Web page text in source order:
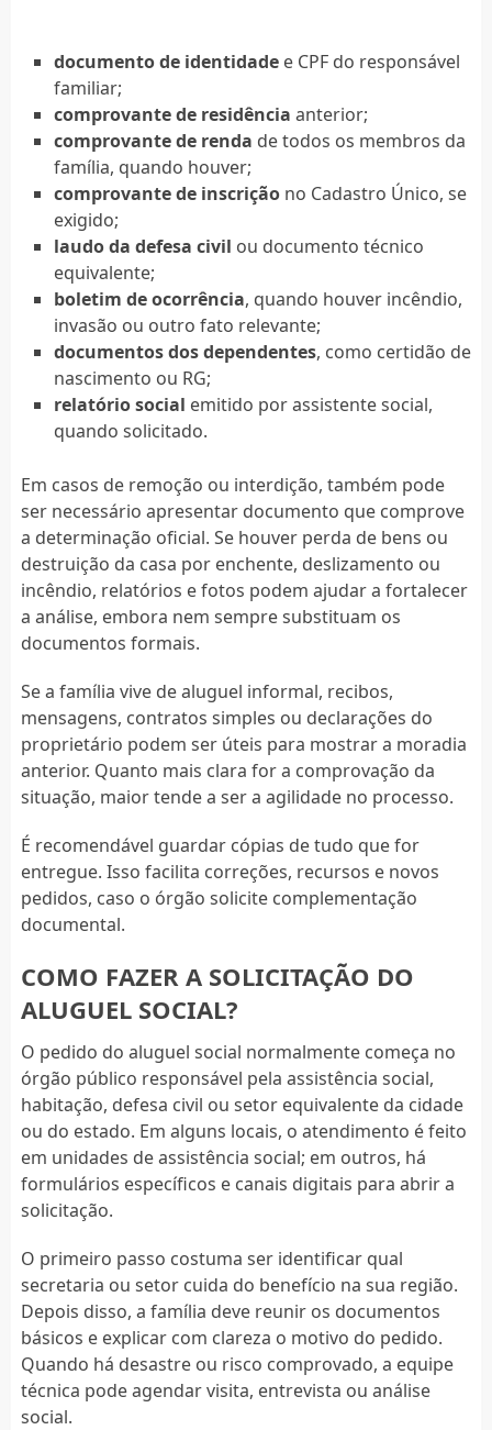
documento de identidadee CPF do responsável
familiar;
comprovante de residência anterior;
comprovante de renda de todos os membros da
família, quando houver;
comprovante de inscriçãono Cadastro Único, se
exigido;
laudo da defesa civil ou documento técnico
equivalente;
boletim de ocorrência, quando houver incêndio,
invasão ou outro fato relevante;
documentos dos dependentes, como certidão de
nascimento ou RG;
relatório social emitido por assistente social,
quando solicitado.
Em casos de remoção ou interdição, também pode
ser necessário apresentar documento que comprove
a determinação oficial. Se houver perda de bens ou
destruição da casa por enchente, deslizamento ou
incêndio, relatórios e fotos podem ajudar a fortalecer
a análise, embora nem sempre substituam os
documentos formais.
Se a família vive de aluguel informal, recibos,
mensagens, contratos simples ou declarações do
proprietário podem ser úteis para mostrar a moradia
anterior. Quanto mais clara for a comprovação da
situação, maior tende a ser a agilidade no processo.
É recomendável guardar cópias de tudo que for
entregue. Isso facilita correções, recursos e novos
pedidos, caso o órgão solicite complementação
documental.
COMO FAZER A SOLICITAÇÃO DO
ALUGUEL SOCIAL?
O pedido do aluguel social normalmente começa no
órgão público responsável pela assistência social,
habitação, defesa civil ou setor equivalente da cidade
ou do estado. Em alguns locais, o atendimento é feito
em unidades de assistência social; em outros, há
formulários específicos e canais digitais para abrir a
solicitação.
O primeiro passo costuma ser identificar qual
secretaria ou setor cuida do benefício na sua região.
Depois disso, a família deve reunir os documentos
básicos e explicar com clareza o motivo do pedido.
Quando há desastre ou risco comprovado, a equipe
técnica pode agendar visita, entrevista ou análise
social.